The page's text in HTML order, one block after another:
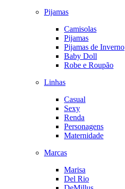
Pijamas
Camisolas
Pijamas
Pijamas de Inverno
Baby Doll
Robe e Roupão
Linhas
Casual
Sexy
Renda
Personagens
Maternidade
Marcas
Marisa
Del Rio